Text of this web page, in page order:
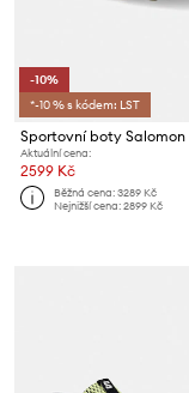
-10%
*-10 % s kódem: LST
Aktuální cena:
2599 Kč
Běžná cena:3289 Kč
Nejnižší cena:2899 Kč